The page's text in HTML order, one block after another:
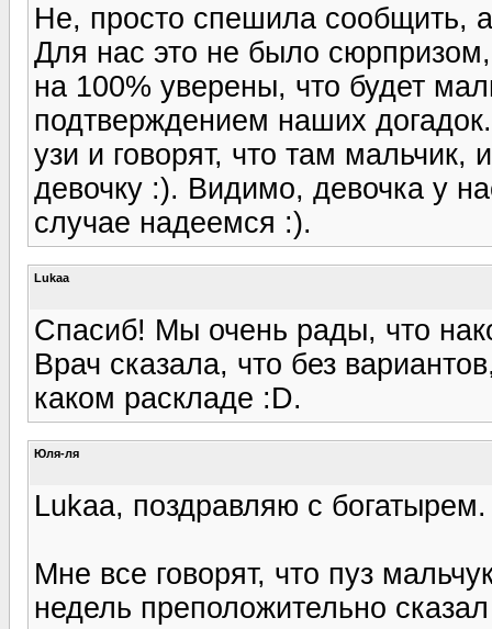
Не, просто спешила сообщить,
Для нас это не было
на 100% уверены, что будет
подтверждением наших
узи и говорят, что там мальчик,
девочку :). Видимо, девочка у
случае надеемся :).
Lukaa
Спасиб! Мы очень рады, что
Врач сказала, что без
каком раскладе :D.
Юля-ля
Lukaa, поздравляю с богатырем.
Мне все говорят, что пуз
недель преположительно